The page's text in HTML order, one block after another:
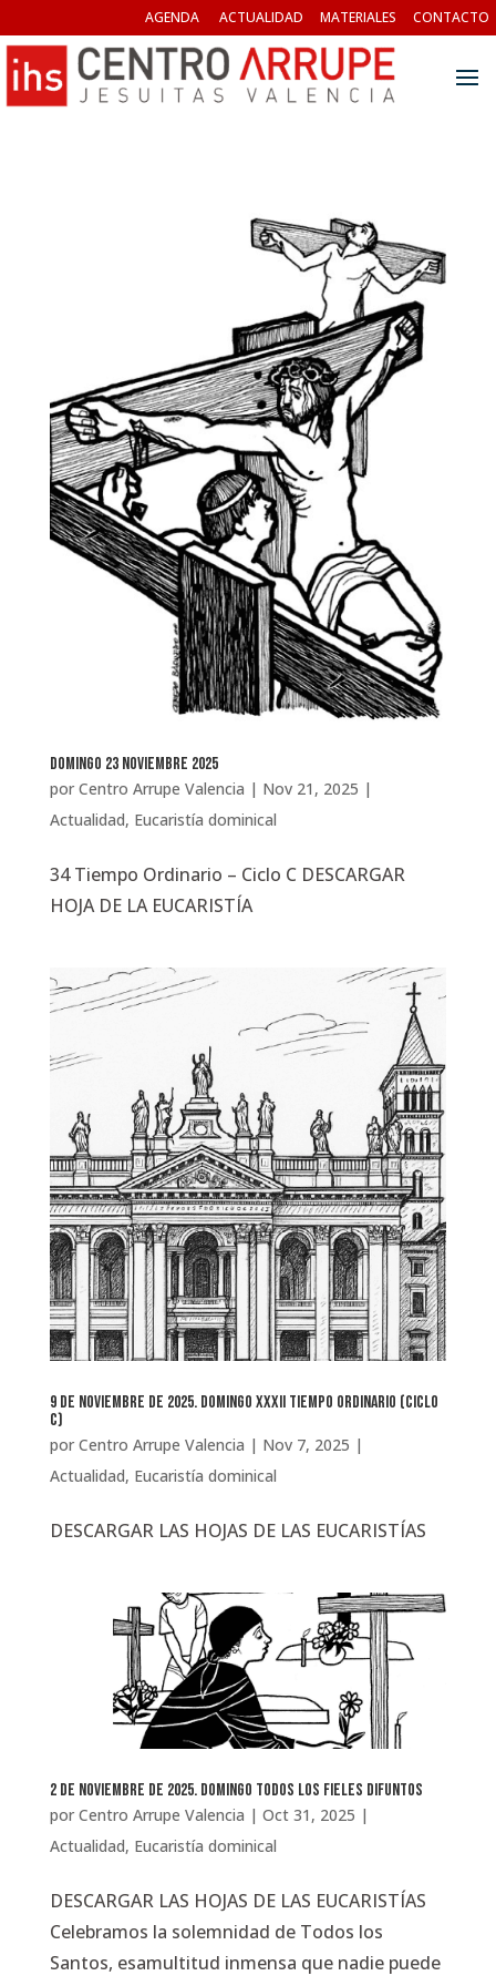
AGENDA ACTUALIDAD MATERIALES CONTACTO
domingo 23 noviembre 2025
por Centro Arrupe Valencia | Nov 21, 2025 |
Actualidad, Eucaristía dominical
34 Tiempo Ordinario – Ciclo C DESCARGAR
HOJA DE LA EUCARISTÍA
9 de noviembre de 2025. domingo XXXII Tiempo Ordinario (Ciclo
C)
por Centro Arrupe Valencia | Nov 7, 2025 |
Actualidad, Eucaristía dominical
DESCARGAR LAS HOJAS DE LAS EUCARISTÍAS
2 de noviembre de 2025. Domingo todos los fieles difuntos
por Centro Arrupe Valencia | Oct 31, 2025 |
Actualidad, Eucaristía dominical
DESCARGAR LAS HOJAS DE LAS EUCARISTÍAS
Celebramos la solemnidad de Todos los
Santos, esamultitud inmensa que nadie puede